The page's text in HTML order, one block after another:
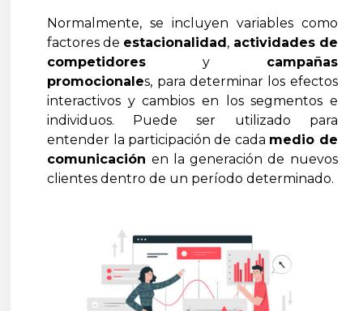
Normalmente, se incluyen variables como
factores de estacionalidad, actividades de
competidores y campañas
promocionales, para determinar los efectos
interactivos y cambios en los segmentos e
individuos. Puede ser utilizado para
entender la participación de cada medio de
comunicación en la generación de nuevos
clientes dentro de un período determinado.